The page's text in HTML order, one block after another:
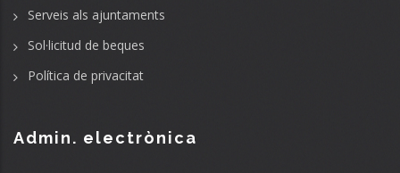
Serveis als ajuntaments
Sol·licitud de beques
Política de privacitat
Admin. electrònica